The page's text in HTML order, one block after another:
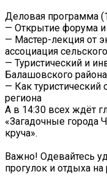
Деловая программа
— Открытие форума и
— Мастер-лекция от
ассоциация
— Туристический и
Балашовского района
— Как туристический
региона
А в 14:30 всех ждёт
«Загадочные города
круча».
Важно! Одевайтесь
прогулок и отдыха